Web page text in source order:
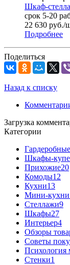
Шкаф-
срок 5-20
22 630 руб./
Подробнее
Поделиться
Назад к списку
Загрузка
Категории
Гардеробные
Шкафы-купе
Прихожие20
Комоды12
Кухни13
Мини-кухни
Стеллажи9
Шкафы27
Интерьер4
Обзоры
Советы
Психология
Стенки1